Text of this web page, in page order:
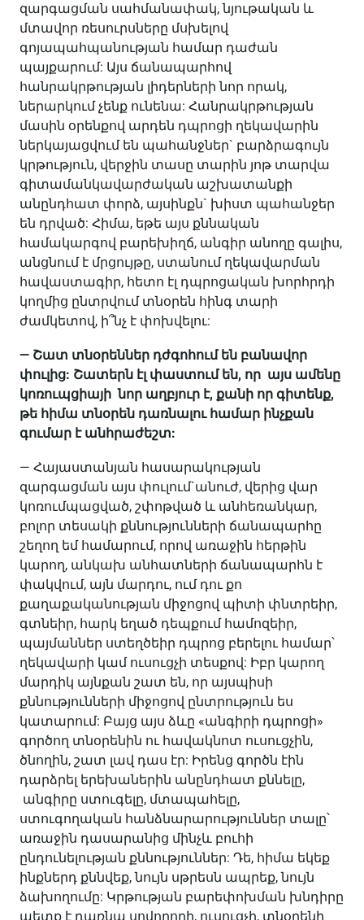
զարգացման սահմանափակ, նյութական և
մտավոր ռեսուրսները մսխելով
գոյապահպանության համար դաժան
պայքարում: Այս ճանապարհով
հանրակրթության լիդերների նոր որակ,
ներարկում չենք ունենա: Հանրակրթության
մասին օրենքով արդեն դպրոցի ղեկավարին
ներկայացվում են պահանջներ` բարձրագույն
կրթություն, վերջին տասը տարին յոթ տարվա
գիտամանկավարժական աշխատանքի
անընդհատ փորձ, այսինքն` խիստ պահանջեր
են դրված: Հիմա, եթե այս քննական
համակարգով բարեխիղճ, անգիր անողը գալիս,
անցնում է մրցույթը, ստանում ղեկավարման
հավաստագիր, հետո էլ դպրոցական խորհրդի
կողմից ընտրվում տնօրեն հինգ տարի
ժամկետով, ի՞նչ է փոխվելու:
— Շատ տնօրեններ դժգոհում են բանավոր
փուլից: Շատերն էլ փաստում են, որ այս ամենը
կոռուպցիայի նոր աղբյուր է, քանի որ գիտենք,
թե հիմա տնօրեն դառնալու համար ինչքան
գումար է անհրաժեշտ:
— Հայաստանյան հասարակության
զարգացման այս փուլում`անուժ, վերից վար
կոռումպացված, շփոթված և անհեռանկար,
բոլոր տեսակի քննությունների ճանապարհը
շեղող եմ համարում, որով առաջին հերթին
կարող, անկախ անհատների ճանապարհն է
փակվում, այն մարդու, ում դու քո
քաղաքականության միջոցով պիտի փնտրեիր,
գտնեիր, հարկ եղած դեպքում համոզեիր,
պայմաններ ստեղծեիր դպրոց բերելու համար՝
ղեկավարի կամ ուսուցչի տեսքով: Իբր կարող
մարդիկ այնքան շատ են, որ այսպիսի
քննությունների միջոցով ընտրություն ես
կատարում: Բայց այս ձևը «անգիրի դպրոցի»
գործող տնօրենին ու հավակնոտ ուսուցչին,
ծնողին, շատ լավ դաս էր: Իրենց գործն էին
դարձրել երեխաներին անընդհատ քննելը,
անգիրը ստուգելը, մտապահելը,
ստուգողական հանձնարարություններ տալը՝
առաջին դասարանից մինչև բուհի
ընդունելության քննություններ: Դե, հիմա եկեք
ինքներդ քննվեք, նույն սթրեսն ապրեք, նույն
ձախողումը: Կրթության բարեփոխման խնդիրը
պետք է դառնա սովորողի, ուսուցչի, տնօրենի